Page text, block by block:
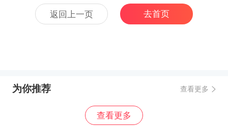
返回上一页 去首页
为你推荐 查看更多
查看更多